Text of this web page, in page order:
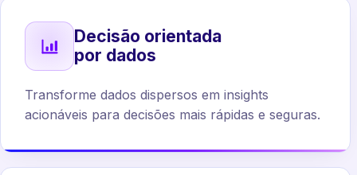
Decisão orientada
por dados
Transforme dados dispersos em insights
acionáveis para decisões mais rápidas e seguras.